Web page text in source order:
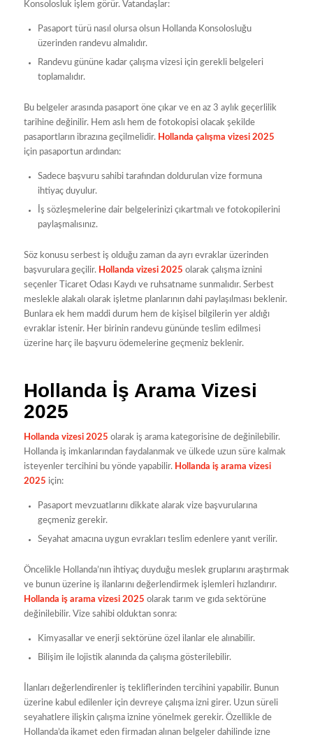
Konsolosluk işlem görür. Vatandaşlar:
Pasaport türü nasıl olursa olsun Hollanda Konsolosluğu
üzerinden randevu almalıdır.
Randevu gününe kadar çalışma vizesi için gerekli belgeleri
toplamalıdır.
Bu belgeler arasında pasaport öne çıkar ve en az 3 aylık geçerlilik
tarihine değinilir. Hem aslı hem de fotokopisi olacak şekilde
pasaportların ibrazına geçilmelidir. Hollanda çalışma vizesi 2025
için pasaportun ardından:
Sadece başvuru sahibi tarafından doldurulan vize formuna
ihtiyaç duyulur.
İş sözleşmelerine dair belgelerinizi çıkartmalı ve fotokopilerini
paylaşmalısınız.
Söz konusu serbest iş olduğu zaman da ayrı evraklar üzerinden
başvurulara geçilir. Hollanda vizesi 2025 olarak çalışma iznini
seçenler Ticaret Odası Kaydı ve ruhsatname sunmalıdır. Serbest
meslekle alakalı olarak işletme planlarının dahi paylaşılması beklenir.
Bunlara ek hem maddi durum hem de kişisel bilgilerin yer aldığı
evraklar istenir. Her birinin randevu gününde teslim edilmesi
üzerine harç ile başvuru ödemelerine geçmeniz beklenir.
Hollanda İş Arama Vizesi
2025
Hollanda vizesi 2025 olarak iş arama kategorisine de değinilebilir.
Hollanda iş imkanlarından faydalanmak ve ülkede uzun süre kalmak
isteyenler tercihini bu yönde yapabilir. Hollanda iş arama vizesi
2025 için:
Pasaport mevzuatlarını dikkate alarak vize başvurularına
geçmeniz gerekir.
Seyahat amacına uygun evrakları teslim edenlere yanıt verilir.
Öncelikle Hollanda’nın ihtiyaç duyduğu meslek gruplarını araştırmak
ve bunun üzerine iş ilanlarını değerlendirmek işlemleri hızlandırır.
Hollanda iş arama vizesi 2025 olarak tarım ve gıda sektörüne
değinilebilir. Vize sahibi olduktan sonra:
Kimyasallar ve enerji sektörüne özel ilanlar ele alınabilir.
Bilişim ile lojistik alanında da çalışma gösterilebilir.
İlanları değerlendirenler iş tekliflerinden tercihini yapabilir. Bunun
üzerine kabul edilenler için devreye çalışma izni girer. Uzun süreli
seyahatlere ilişkin çalışma iznine yönelmek gerekir. Özellikle de
Hollanda’da ikamet eden firmadan alınan belgeler dahilinde izne